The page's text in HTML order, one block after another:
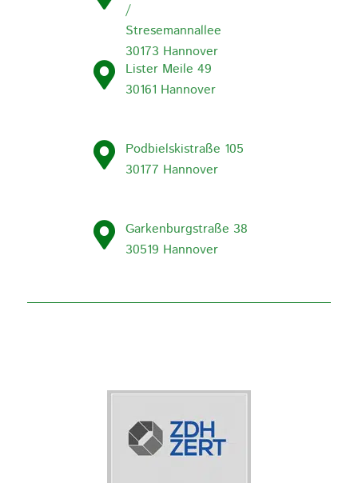
/
Stresemannallee
30173 Hannover
Lister Meile 49
30161 Hannover
Podbielskistraße 105
30177 Hannover
Garkenburgstraße 38
30519 Hannover